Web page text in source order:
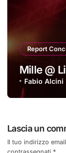
Report
Mille @
Fabio Alcini
Lascia un
Il tuo indirizzo